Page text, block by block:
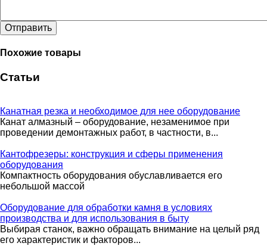
Отправить
Похожие товары
Статьи
Канатная резка и необходимое для нее оборудование
Канат алмазный – оборудование, незаменимое при
проведении демонтажных работ, в частности, в...
Кантофрезеры: конструкция и сферы применения
оборудования
Компактность оборудования обуславливается его
небольшой массой
Оборудование для обработки камня в условиях
производства и для использования в быту
Выбирая станок, важно обращать внимание на целый ряд
его характеристик и факторов...